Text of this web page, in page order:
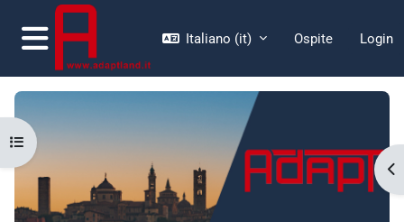
Vai al contenuto principale
Pannello laterale
Italiano ‎(it)‎ Ospite Login
Apri indice del corso